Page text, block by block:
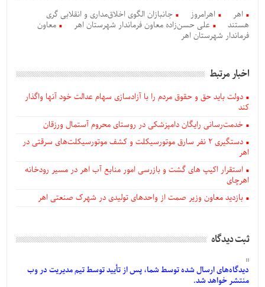
اهر اهرامروز
جانبازان الگوی اخلاق‌مداری و انقلابی گری
هستند
علی حسن‌زاده معاون فرماندار شهرستان اهر
معاون
فرماندار شهرستان اهر
اخبار مرتبط
دولت باید حق و حقوق مردم را با آزادسازی سهام عدالت خود آنها واگذار
کند
خدمت‌رسانی رایگان دامپزشکی در روستای محروم آستمال ورزقان
دستگيری ۲ نفر سارق موتورسیکلت و کشف موتورسیکلت‌های سرقتی در
اهر
استقرار اکیپ های گشت و بازرسی امور منابع آب اهر در مسیر رودخانه
اهرچای
بازدید معاون وزیر صمت از واحدهای تولیدی در شهرک صنعتی اهر
ثبت دیدگاه
دیدگاه‌هایارسالشدهتوسط شما، پس ازتأییدتوسط تیم مدیریت در وب
منتشر خواهد شد.